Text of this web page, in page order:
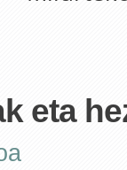
eta